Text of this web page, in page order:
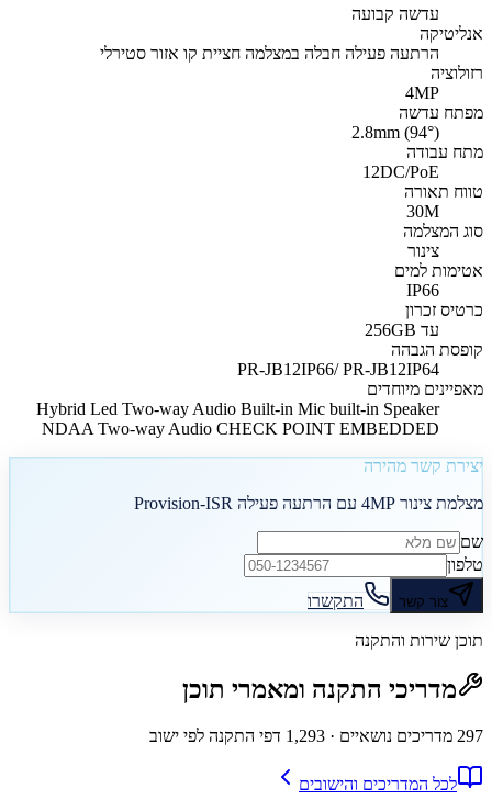
עדשה קבועה
אנליטיקה
הרתעה פעילה חבלה במצלמה חציית קו אזור סטירלי
רזולוציה
4MP
מפתח עדשה
2.8mm (94°)
מתח עבודה
12DC/PoE
טווח תאורה
30M
סוג המצלמה
צינור
אטימות למים
IP66
כרטיס זכרון
עד 256GB
קופסת הגבהה
PR-JB12IP66/ PR-JB12IP64
מאפיינים מיוחדים
Hybrid Led Two-way Audio Built-in Mic built-in Speaker
NDAA Two-way Audio CHECK POINT EMBEDDED
יצירת קשר מהירה
מצלמת צינור 4MP עם הרתעה פעילה Provision-ISR
שם
טלפון
צור קשר התקשרו
תוכן שירות והתקנה
מדריכי התקנה ומאמרי תוכן
297 מדריכים נושאיים · 1,293 דפי התקנה לפי ישוב
לכל המדריכים והישובים